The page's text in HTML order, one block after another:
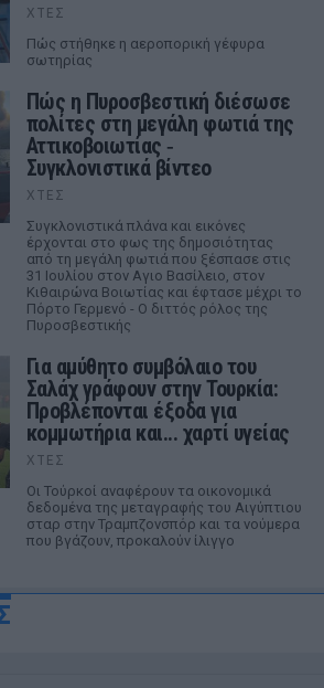
ΧΤΕΣ
Πώς στήθηκε η αεροπορική γέφυρα
σωτηρίας
Πώς η Πυροσβεστική διέσωσε
πολίτες στη μεγάλη φωτιά της
Αττικοβοιωτίας ‑
Συγκλονιστικά βίντεο
ΧΤΕΣ
Συγκλονιστικά πλάνα και εικόνες
έρχονται στο φως της δημοσιότητας
από τη μεγάλη φωτιά που ξέσπασε στις
31 Ιουλίου στον Αγιο Βασίλειο, στον
Κιθαιρώνα Βοιωτίας και έφτασε μέχρι το
Πόρτο Γερμενό - Ο διττός ρόλος της
Πυροσβεστικής
Για αμύθητο συμβόλαιο του
Σαλάχ γράφουν στην Τουρκία:
Προβλέπονται έξοδα για
κομμωτήρια και... χαρτί υγείας
ΧΤΕΣ
Οι Τούρκοί αναφέρουν τα οικονομικά
δεδομένα της μεταγραφής του Αιγύπτιου
σταρ στην Τραμπζονσπόρ και τα νούμερα
που βγάζουν, προκαλούν ίλιγγο